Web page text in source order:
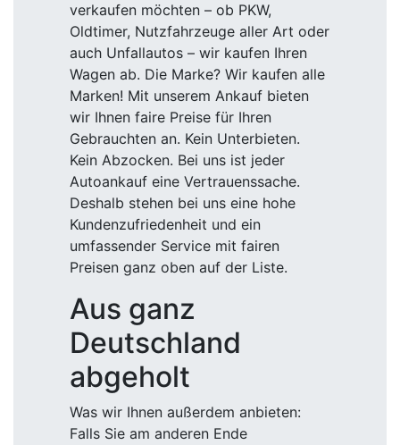
verkaufen möchten – ob PKW,
Oldtimer, Nutzfahrzeuge aller Art oder
auch Unfallautos – wir kaufen Ihren
Wagen ab. Die Marke? Wir kaufen alle
Marken! Mit unserem Ankauf bieten
wir Ihnen faire Preise für Ihren
Gebrauchten an. Kein Unterbieten.
Kein Abzocken. Bei uns ist jeder
Autoankauf eine Vertrauenssache.
Deshalb stehen bei uns eine hohe
Kundenzufriedenheit und ein
umfassender Service mit fairen
Preisen ganz oben auf der Liste.
Aus ganz
Deutschland
abgeholt
Was wir Ihnen außerdem anbieten:
Falls Sie am anderen Ende